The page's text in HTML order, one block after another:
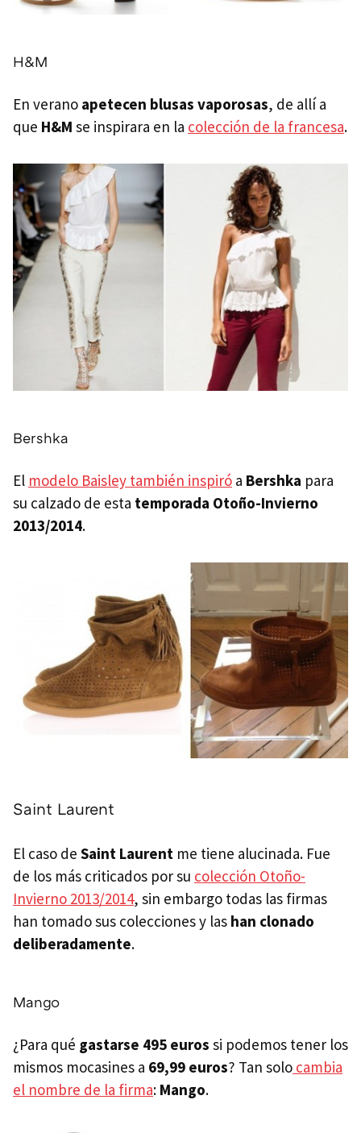
H&M
En verano apetecen blusas vaporosas, de allí a
que H&M se inspirara en la colección de la francesa.
Bershka
El modelo Baisley también inspiró a Bershka para
su calzado de esta temporada Otoño-Invierno
2013/2014.
Saint Laurent
El caso de Saint Laurent me tiene alucinada. Fue
de los más criticados por su colección Otoño-
Invierno 2013/2014, sin embargo todas las firmas
han tomado sus colecciones y las han clonado
deliberadamente.
Mango
¿Para qué gastarse 495 euros si podemos tener los
mismos mocasines a 69,99 euros? Tan solo cambia
el nombre de la firma: Mango.